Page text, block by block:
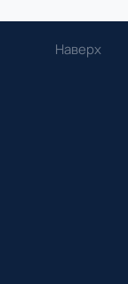
Наверх